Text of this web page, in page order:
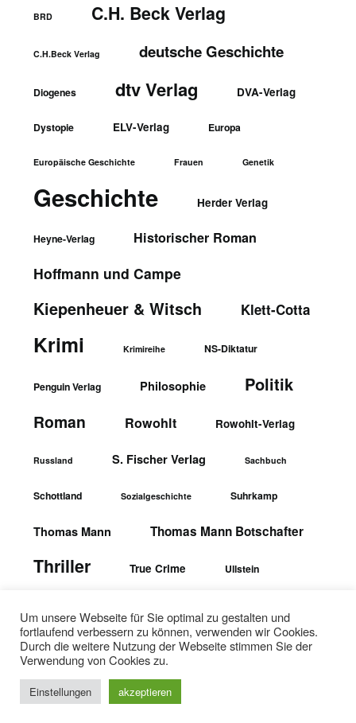
BRD C.H. Beck Verlag
C.H.Beck Verlag deutsche Geschichte
Diogenes dtv Verlag DVA-Verlag
Dystopie ELV-Verlag Europa
Europäische Geschichte Frauen Genetik
Geschichte Herder Verlag
Heyne-Verlag Historischer Roman
Hoffmann und Campe
Kiepenheuer & Witsch Klett-Cotta
Krimi Krimireihe NS-Diktatur
Penguin Verlag Philosophie Politik
Roman Rowohlt Rowohlt-Verlag
Russland S. Fischer Verlag Sachbuch
Schottland Sozialgeschichte Suhrkamp
Thomas Mann Thomas Mann Botschafter
Thriller True Crime Ullstein
©2026 Textopfer| WordPress Theme by
Um unsere Webseite für Sie optimal zu gestalten und
fortlaufend verbessern zu können, verwenden wir Cookies.
Durch die weitere Nutzung der Webseite stimmen Sie der
Verwendung von Cookies zu.
Einstellungen akzeptieren